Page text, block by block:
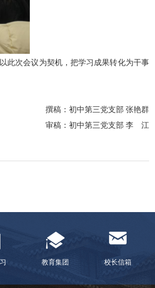
此次会议为契机，把学习成果转化为干事
撰稿：初中第三党支部 张艳群
审稿：初中第三党支部 李 江
教育集团 校长信箱